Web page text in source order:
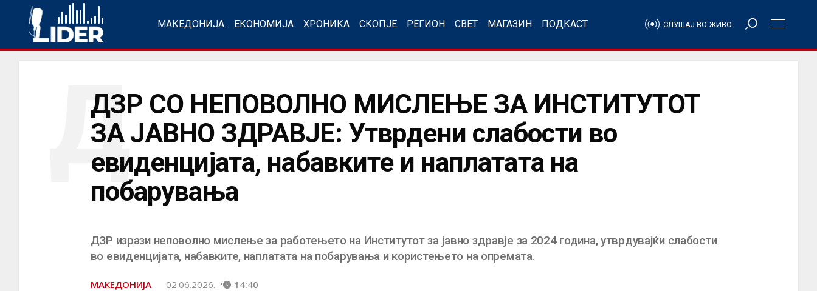
МАКЕДОНИЈА ЕКОНОМИЈА ХРОНИКА СКОПЈЕ РЕГИОН СВЕТ МАГАЗИН ПОДКАСТ СЛУШАЈ ВО ЖИВО
ДЗР СО НЕПОВОЛНО МИСЛЕЊЕ ЗА ИНСТИТУТОТ
ЗА ЈАВНО ЗДРАВЈЕ: Утврдени слабости во
евиденцијата, набавките и наплатата на
побарувања
Д
ДЗР изрази неповолно мислење за работењето на Институтот за јавно здравје за 2024 година, утврдувајќи слабости
во евиденцијата, набавките, наплатата на побарувања и користењето на опремата.
МАКЕДОНИЈА 02.06.2026. 14:40